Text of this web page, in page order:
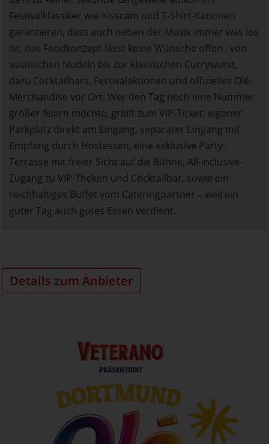
Festivalklassiker wie Kisscam und T-Shirt-Kanonen
garantieren, dass auch neben der Musik immer was los
ist, das Foodkonzept lässt keine Wünsche offen , von
asiatischen Nudeln bis zur klassischen Currywurst,
dazu Cocktailbars, Festivalaktionen und offizielles Olé-
Merchandise vor Ort. Wer den Tag noch eine Nummer
größer feiern möchte, greift zum VIP-Ticket: eigener
Parkplatz direkt am Eingang, separater Eingang mit
Empfang durch Hostessen, eine exklusive Party-
Terrasse mit freier Sicht auf die Bühne, All-inclusive-
Zugang zu VIP-Theken und Cocktailbar, sowie ein
reichhaltiges Buffet vom Cateringpartner – weil ein
guter Tag auch gutes Essen verdient.
Details zum Anbieter